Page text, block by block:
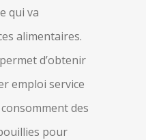
qui va
alimentaires.
d’obtenir
emploi service
des
pour